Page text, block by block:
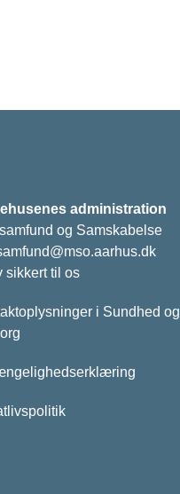
administration
og Samskabelse
sikkert til os
i Sundhed og